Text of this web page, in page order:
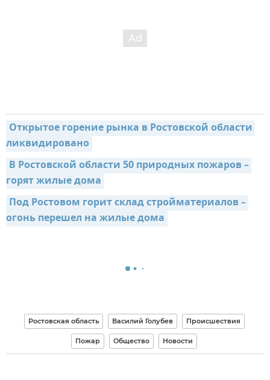
Открытое горение рынка в Ростовской области
ликвидировано
В Ростовской области 50 природных пожаров –
горят жилые дома
Под Ростовом горит склад стройматериалов –
огонь перешел на жилые дома
Ростовская область Василий Голубев Происшествия
Пожар Общество Новости